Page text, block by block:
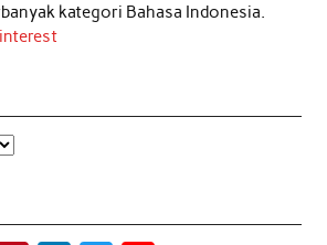
kategori Bahasa Indonesia.